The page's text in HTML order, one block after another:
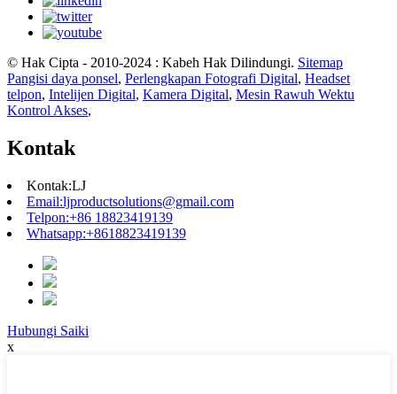
© Hak Cipta - 2010-2024 : Kabeh Hak Dilindungi. Sitemap
Pangisi daya ponsel, Perlengkapan Fotografi Digital, Headset
telpon, Intelijen Digital, Kamera Digital, Mesin Rawuh Wektu
Kontrol Akses,
Kontak
Kontak:LJ
Email:ljproductsolutions@gmail.com
Telpon:+86 18823419139
Whatsapp:+8618823419139
Hubungi Saiki
x